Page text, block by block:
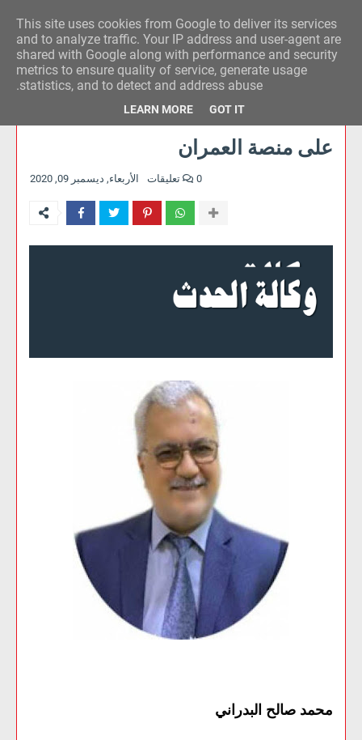
وكالة الحدث للآراء
على منصة العمران
الأربعاء, ديسمبر 09, 2020 0 تعليقات
محمد صالح البدراني
This site uses cookies from Google to deliver its services
and to analyze traffic. Your IP address and user-agent are
shared with Google along with performance and security
metrics to ensure quality of service, generate usage
statistics, and to detect and address abuse.
LEARN MORE GOT IT